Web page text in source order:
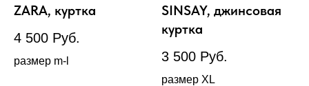
ZARA, куртка
4 500 Руб.
размер m-l
SINSAY, джинсовая
куртка
3 500 Руб.
размер XL